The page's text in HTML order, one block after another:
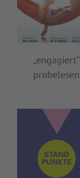
„engagiert“
probelesen